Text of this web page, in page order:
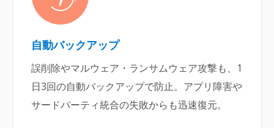
自動バックアップ
誤削除やマルウェア・ランサムウェア攻撃も、1
日3回の自動バックアップで防止。アプリ障害や
サードパーティ統合の失敗からも迅速復元。